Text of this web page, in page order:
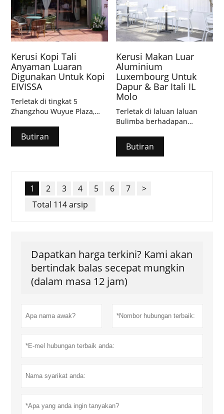
Kerusi Kopi Tali
Anyaman Luaran
Digunakan Untuk Kopi
EIVISSA
Terletak di tingkat 5
Zhangzhou Wuyue Plaza,
taman atas bumbung
baharu yang menawan yang
Butiran
Kerusi Makan Luar
Aluminium
Luxembourg Untuk
Dapur & Bar Itali IL
Molo
Terletak di laluan laluan
Bulimba berhadapan
restoran Itali yang
menyeronokkan dan kasual
rakan hingga makan malam
Butiran
1 2 3 4 5 6 7
>
Total 114 arsip
Dapatkan harga terkini? Kami akan
bertindak balas secepat mungkin
(dalam masa 12 jam)